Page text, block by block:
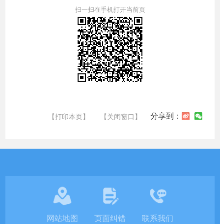
扫一扫在手机打开当前页
【打印本页】 【关闭窗口】 分享到：
网站地图 页面纠错 联系我们